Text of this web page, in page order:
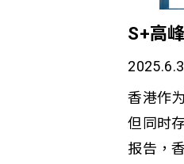
育、青
法官 香
有合作
「连缐
人士踏
S+高
香港作
但同时
报告，